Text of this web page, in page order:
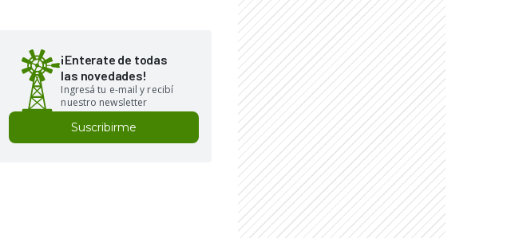
¡Enterate de todas
las novedades!
Ingresá tu e-mail y recibí
nuestro newsletter
Suscribirme